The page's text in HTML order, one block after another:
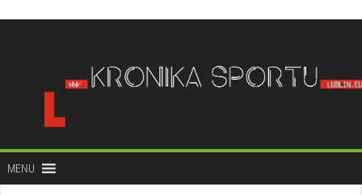
treści
MENU